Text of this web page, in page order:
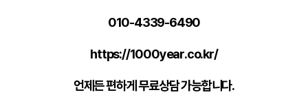
010-4339-6490
https://1000year.co.kr/
언제든 편하게 무료상담 가능합니다.